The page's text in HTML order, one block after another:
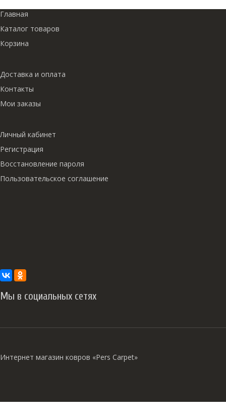
Главная
Каталог товаров
Корзина
Доставка и оплата
Контакты
Мои заказы
Личный кабинет
Регистрация
Восстановление пароля
Пользовательское соглашение
Мы в социальных сетях
Интернет магазин ковров «Pers Carpet»